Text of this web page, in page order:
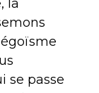
la
se passe